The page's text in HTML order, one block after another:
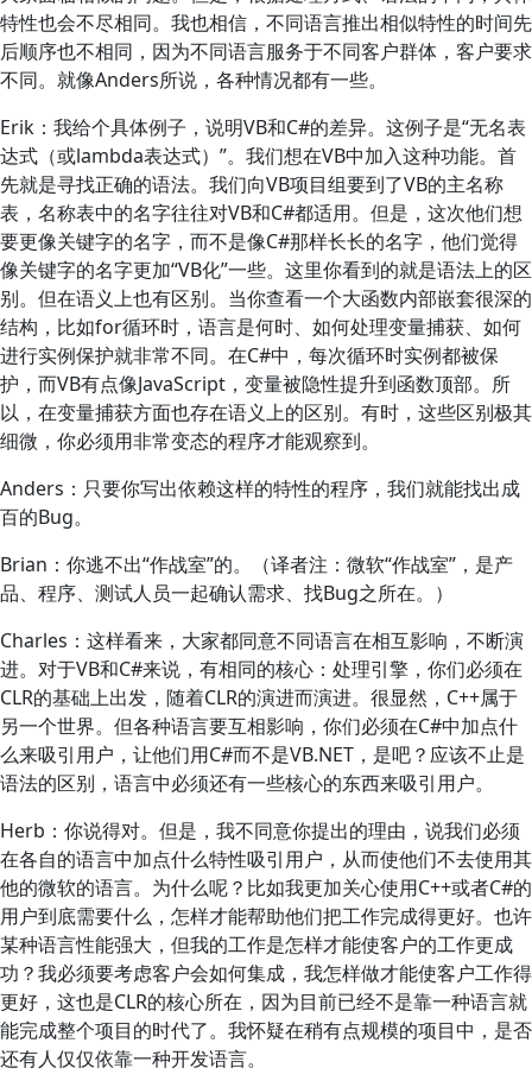
特性也会不尽相同。我也相信，不同语言推出相似特性的时间先
后顺序也不相同，因为不同语言服务于不同客户群体，客户要求
不同。就像Anders所说，各种情况都有一些。
Erik：我给个具体例子，说明VB和C#的差异。这例子是“无名表
达式（或lambda表达式）”。我们想在VB中加入这种功能。首
先就是寻找正确的语法。我们向VB项目组要到了VB的主名称
表，名称表中的名字往往对VB和C#都适用。但是，这次他们想
要更像关键字的名字，而不是像C#那样长长的名字，他们觉得
像关键字的名字更加“VB化”一些。这里你看到的就是语法上的区
别。但在语义上也有区别。当你查看一个大函数内部嵌套很深的
结构，比如for循环时，语言是何时、如何处理变量捕获、如何
进行实例保护就非常不同。在C#中，每次循环时实例都被保
护，而VB有点像JavaScript，变量被隐性提升到函数顶部。所
以，在变量捕获方面也存在语义上的区别。有时，这些区别极其
细微，你必须用非常变态的程序才能观察到。
Anders：只要你写出依赖这样的特性的程序，我们就能找出成
百的Bug。
Brian：你逃不出“作战室”的。（译者注：微软“作战室”，是产
品、程序、测试人员一起确认需求、找Bug之所在。）
Charles：这样看来，大家都同意不同语言在相互影响，不断演
进。对于VB和C#来说，有相同的核心：处理引擎，你们必须在
CLR的基础上出发，随着CLR的演进而演进。很显然，C++属于
另一个世界。但各种语言要互相影响，你们必须在C#中加点什
么来吸引用户，让他们用C#而不是VB.NET，是吧？应该不止是
语法的区别，语言中必须还有一些核心的东西来吸引用户。
Herb：你说得对。但是，我不同意你提出的理由，说我们必须
在各自的语言中加点什么特性吸引用户，从而使他们不去使用其
他的微软的语言。为什么呢？比如我更加关心使用C++或者C#的
用户到底需要什么，怎样才能帮助他们把工作完成得更好。也许
某种语言性能强大，但我的工作是怎样才能使客户的工作更成
功？我必须要考虑客户会如何集成，我怎样做才能使客户工作得
更好，这也是CLR的核心所在，因为目前已经不是靠一种语言就
能完成整个项目的时代了。我怀疑在稍有点规模的项目中，是否
还有人仅仅依靠一种开发语言。